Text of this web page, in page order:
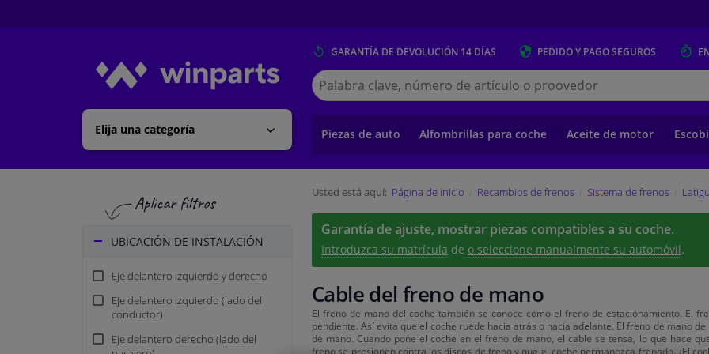
Elija una categoría
GARANTÍA DE DEVOLUCIÓN 14 DÍAS PEDIDO Y PAGOSEGUROS
Buscar
en
Winparts.es
Piezas de auto Alfombrillas para coche Aceite de motor
UBICACIÓN DE INSTALACIÓN
Eje delantero izquierdo y derecho
Eje delantero izquierdo (lado del
conductor)
Eje delantero derecho (lado del
Usted está aquí: Página de inicio Recambios de frenos Sistema de frenos
Garantía de ajuste, mostrar piezas compatibles a su coche.
Introduzca su matrícula de o seleccione manualmente su automóvil.
Cable del freno de mano
El freno de mano del coche también se conoce como el freno de estacionamiento. El
pendiente. Así evita que el coche ruede hacia atrás o hacia adelante. El freno de mano
de mano. Cuando pone el coche en el freno de mano, el cable se tensa, lo que hace
freno se presionen contra los discos de freno y que el coche permanezca frenado. ¿El